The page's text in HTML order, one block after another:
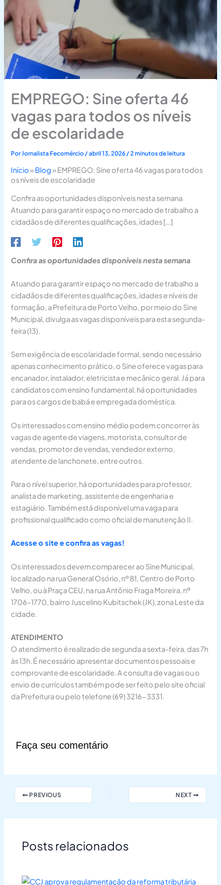
EMPREGO: Sine oferta 46
vagas para todos os níveis
de escolaridade
PorJornalista Fecomércio /abril 13, 2026 /2 minutos de leitura
Início» Blog» EMPREGO: Sine oferta 46 vagas para todos
os níveis de escolaridade
Confira as oportunidades disponíveis nesta semana
Atuando para garantir espaço no mercado de trabalho a
cidadãos de diferentes qualificações, idades […]
Confira as oportunidades disponíveis nesta semana
Atuando para garantir espaço no mercado de trabalho a
cidadãos de diferentes qualificações, idades e níveis de
formação, a Prefeitura de Porto Velho, por meio do Sine
Municipal, divulga as vagas disponíveis para esta segunda-
feira (13).
Sem exigência de escolaridade formal, sendo necessário
apenas conhecimento prático, o Sine oferece vagas para
encanador, instalador, eletricista e mecânico geral. Já para
candidatos com ensino fundamental, há oportunidades
para os cargos de babá e empregada doméstica.
Os interessados com ensino médio podem concorrer às
vagas de agente de viagens, motorista, consultor de
vendas, promotor de vendas, vendedor externo,
atendente de lanchonete, entre outros.
Para o nível superior, há oportunidades para professor,
analista de marketing, assistente de engenharia e
estagiário. Também está disponível uma vaga para
profissional qualificado como oficial de manutenção II.
Acesse o site e confira as vagas!
Os interessados devem comparecer ao Sine Municipal,
localizado na rua General Osório, nº 81, Centro de Porto
Velho, ou à Praça CEU, na rua Antônio Fraga Moreira, nº
1706–1770, bairro Juscelino Kubitschek (JK), zona Leste da
cidade.
ATENDIMENTO
O atendimento é realizado de segunda a sexta-feira, das 7h
às 13h. É necessário apresentar documentos pessoais e
comprovante de escolaridade. A consulta de vagas ou o
envio de currículos também pode ser feito pelo site oficial
da Prefeitura ou pelo telefone (69) 3216-3331.
Faça seu comentário
PREVIOUS NEXT
Posts relacionados